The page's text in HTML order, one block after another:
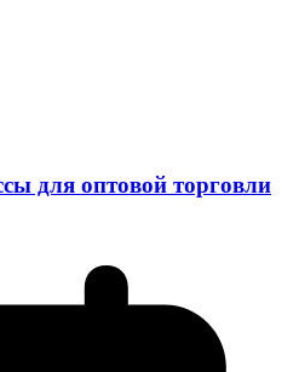
для оптовой торговли